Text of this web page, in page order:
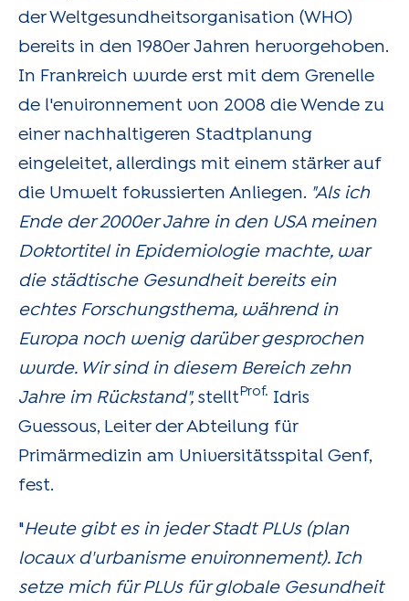
der Weltgesundheitsorganisation (WHO)
bereits in den 1980er Jahren hervorgehoben.
In Frankreich wurde erst mit dem Grenelle
de l'environnement von 2008 die Wende zu
einer nachhaltigeren Stadtplanung
eingeleitet, allerdings mit einem stärker auf
die Umwelt fokussierten Anliegen. "Als ich
Ende der 2000er Jahre in den USA meinen
Doktortitel in Epidemiologie machte, war
die städtische Gesundheit bereits ein
echtes Forschungsthema, während in
Europa noch wenig darüber gesprochen
wurde. Wir sind in diesem Bereich zehn
Jahre im Rückstand", stellt Prof. Idris
Guessous, Leiter der Abteilung für
Primärmedizin am Universitätsspital Genf,
fest.
"Heute gibt es in jeder Stadt PLUs (plan
locaux d'urbanisme environnement). Ich
setze mich für PLUs für globale Gesundheit